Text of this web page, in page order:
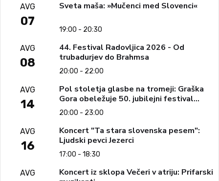
AVG
07
Sveta maša: »Mučenci med Slovenci«
19:00 - 20:30
AVG
08
44. Festival Radovljica 2026 - Od
trubadurjev do Brahmsa
20:00 - 22:00
AVG
14
Pol stoletja glasbe na tromeji: Graška
Gora obeležuje 50. jubilejni festival
narodno-zabavne glasbe
20:00 - 23:00
AVG
16
Koncert "Ta stara slovenska pesem":
Ljudski pevci Jezerci
17:00 - 18:30
AVG
Koncert iz sklopa Večeri v atriju: Prifarski